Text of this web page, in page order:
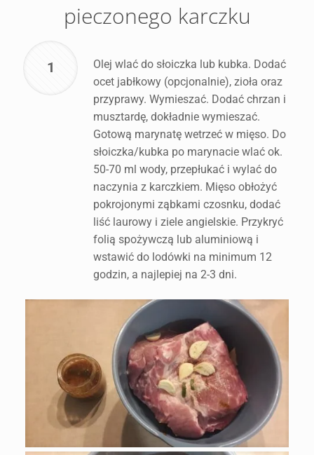
pieczonego karczku
1
Olej wlać do słoiczka lub kubka. Dodać
ocet jabłkowy (opcjonalnie), zioła oraz
przyprawy. Wymieszać. Dodać chrzan i
musztardę, dokładnie wymieszać.
Gotową marynatę wetrzeć w mięso. Do
słoiczka/kubka po marynacie wlać ok.
50-70 ml wody, przepłukać i wylać do
naczynia z karczkiem. Mięso obłożyć
pokrojonymi ząbkami czosnku, dodać
liść laurowy i ziele angielskie. Przykryć
folią spożywczą lub aluminiową i
wstawić do lodówki na minimum 12
godzin, a najlepiej na 2-3 dni.